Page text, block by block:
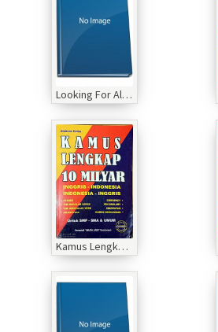
Looking For Alaska (b.inggris)
Kamus Lengkap 10 Milyar inggris-indonesia|Indonesia Inggris